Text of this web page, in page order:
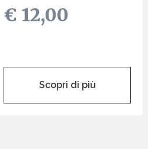
€ 12,00
Scopri di più